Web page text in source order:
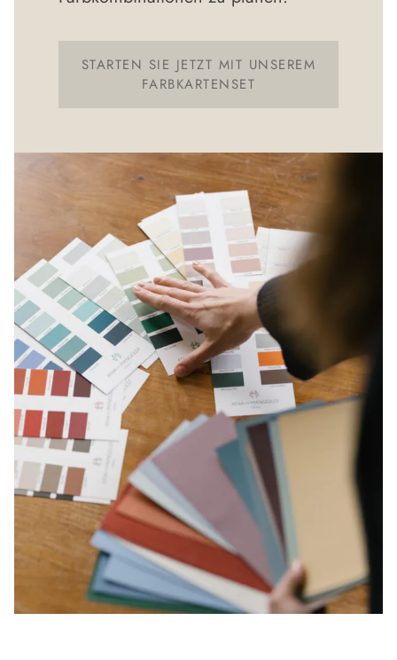
STARTEN SIE JETZT MIT UNSEREM
FARBKARTENSET